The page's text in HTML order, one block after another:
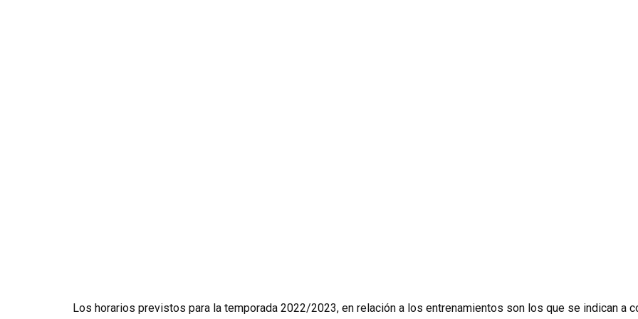
Los horarios previstos para la temporada 2022/2023, en relación a los entrenamientos son los que se indican a